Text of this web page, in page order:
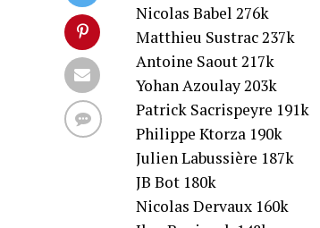
Nicolas Babel 276k
Matthieu Sustrac 237k
Antoine Saout 217k
Yohan Azoulay 203k
Patrick Sacrispeyre 191k
Philippe Ktorza 190k
Julien Labussière 187k
JB Bot 180k
Nicolas Dervaux 160k